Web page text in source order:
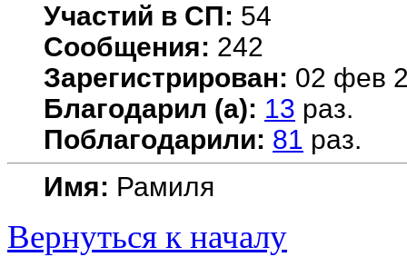
Участий в СП: 54
Сообщения: 242
Зарегистрирован: 02 фев
Благодарил (а): 13 раз.
Поблагодарили: 81 раз.
Имя: Рамиля
Вернуться к началу